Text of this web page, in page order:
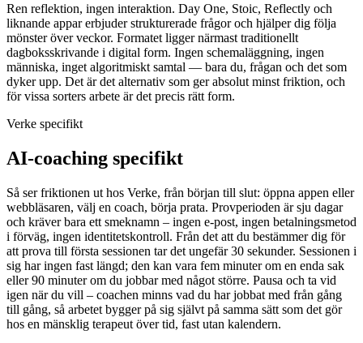
Ren reflektion, ingen interaktion. Day One, Stoic, Reflectly och
liknande appar erbjuder strukturerade frågor och hjälper dig följa
mönster över veckor. Formatet ligger närmast traditionellt
dagboksskrivande i digital form. Ingen schemaläggning, ingen
människa, inget algoritmiskt samtal — bara du, frågan och det som
dyker upp. Det är det alternativ som ger absolut minst friktion, och
för vissa sorters arbete är det precis rätt form.
Verke specifikt
AI-coaching specifikt
Så ser friktionen ut hos Verke, från början till slut: öppna appen eller
webbläsaren, välj en coach, börja prata. Provperioden är sju dagar
och kräver bara ett smeknamn – ingen e-post, ingen betalningsmetod
i förväg, ingen identitetskontroll. Från det att du bestämmer dig för
att prova till första sessionen tar det ungefär 30 sekunder. Sessionen i
sig har ingen fast längd; den kan vara fem minuter om en enda sak
eller 90 minuter om du jobbar med något större. Pausa och ta vid
igen när du vill – coachen minns vad du har jobbat med från gång
till gång, så arbetet bygger på sig självt på samma sätt som det gör
hos en mänsklig terapeut över tid, fast utan kalendern.